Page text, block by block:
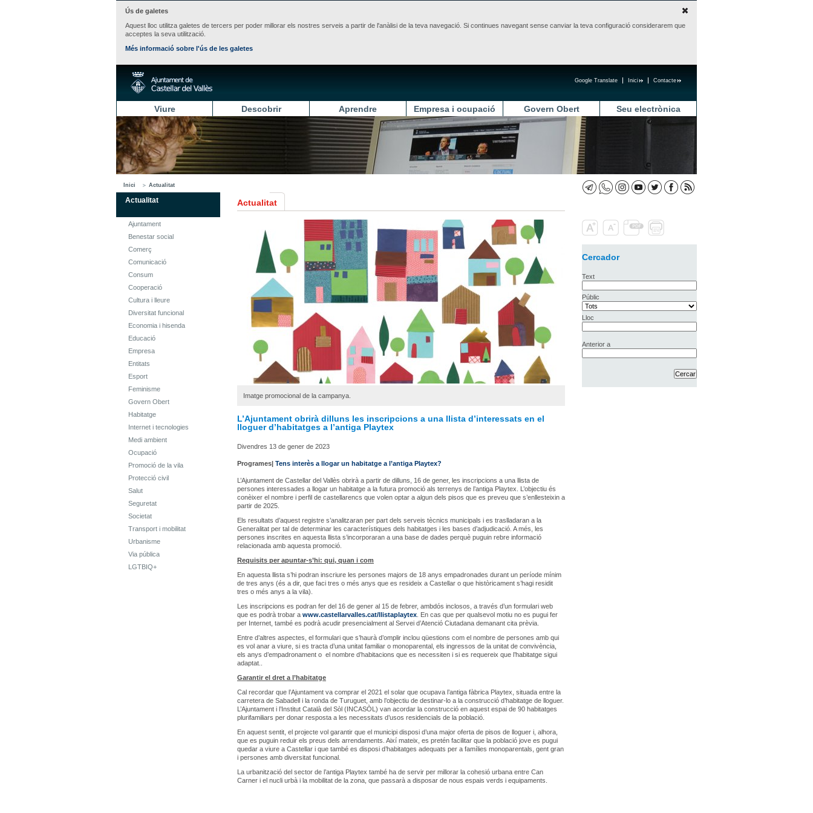
Ús de galetes
Aquest lloc utilitza galetes de tercers per poder millorar els nostres serveis a partir de l'anàlisi de la teva navegació. Si continues navegant sense canviar la teva configuració considerarem que
acceptes la seva utilització.
Més informació sobre l'ús de les galetes
Contacte
Inici
Google Translate
Viure Descobrir Aprendre Empresa i ocupació Govern Obert Seu electrònica
Inici Actualitat
Actualitat
Ajuntament
Benestar social
Comerç
Comunicació
Consum
Cooperació
Cultura i lleure
Diversitat funcional
Economia i hisenda
Educació
Empresa
Entitats
Esport
Feminisme
Govern Obert
Habitatge
Internet i tecnologies
Medi ambient
Ocupació
Promoció de la vila
Protecció civil
Salut
Seguretat
Societat
Transport i mobilitat
Urbanisme
Via pública
LGTBIQ+
Actualitat
Imatge promocional de la campanya.
L’Ajuntament obrirà dilluns les inscripcions a una llista d’interessats en el
lloguer d’habitatges a l’antiga Playtex
Divendres 13 de gener de 2023
Programes| Tens interès a llogar un habitatge a l’antiga Playtex?
L’Ajuntament de Castellar del Vallès obrirà a partir de dilluns, 16 de gener, les inscripcions a una llista de
persones interessades a llogar un habitatge a la futura promoció als terrenys de l’antiga Playtex. L’objectiu és
conèixer el nombre i perfil de castellarencs que volen optar a algun dels pisos que es preveu que s’enllesteixin a
partir de 2025.
Els resultats d’aquest registre s’analitzaran per part dels serveis tècnics municipals i es traslladaran a la
Generalitat per tal de determinar les característiques dels habitatges i les bases d’adjudicació. A més, les
persones inscrites en aquesta llista s’incorporaran a una base de dades perquè puguin rebre informació
relacionada amb aquesta promoció.
Requisits per apuntar-s’hi: qui, quan i com
En aquesta llista s’hi podran inscriure les persones majors de 18 anys empadronades durant un període mínim
de tres anys (és a dir, que faci tres o més anys que es resideix a Castellar o que històricament s’hagi residit
tres o més anys a la vila).
Les inscripcions es podran fer del 16 de gener al 15 de febrer, ambdós inclosos, a través d’un formulari web
que es podrà trobar a www.castellarvalles.cat/llistaplaytex . En cas que per qualsevol motiu no es pugui fer
per Internet, també es podrà acudir presencialment al Servei d’Atenció Ciutadana demanant cita prèvia.
Entre d’altres aspectes, el formulari que s’haurà d’omplir inclou qüestions com el nombre de persones amb qui
es vol anar a viure, si es tracta d’una unitat familiar o monoparental, els ingressos de la unitat de convivència,
els anys d’empadronament o el nombre d’habitacions que es necessiten i si es requereix que l’habitatge sigui
adaptat..
Garantir el dret a l’habitatge
Cal recordar que l’Ajuntament va comprar el 2021 el solar que ocupava l’antiga fàbrica Playtex, situada entre la
carretera de Sabadell i la ronda de Turuguet, amb l’objectiu de destinar-lo a la construcció d’habitatge de lloguer.
L’Ajuntament i l’Institut Català del Sòl (INCASÒL) van acordar la construcció en aquest espai de 90 habitatges
plurifamiliars per donar resposta a les necessitats d’usos residencials de la població.
En aquest sentit, el projecte vol garantir que el municipi disposi d’una major oferta de pisos de lloguer i, alhora,
que es puguin reduir els preus dels arrendaments. Així mateix, es pretén facilitar que la població jove es pugui
quedar a viure a Castellar i que també es disposi d’habitatges adequats per a famílies monoparentals, gent gran
i persones amb diversitat funcional.
La urbanització del sector de l’antiga Playtex també ha de servir per millorar la cohesió urbana entre Can
Carner i el nucli urbà i la mobilitat de la zona, que passarà a disposar de nous espais verds i equipaments.
Cercador
Text
Públic
Lloc
Anterior a